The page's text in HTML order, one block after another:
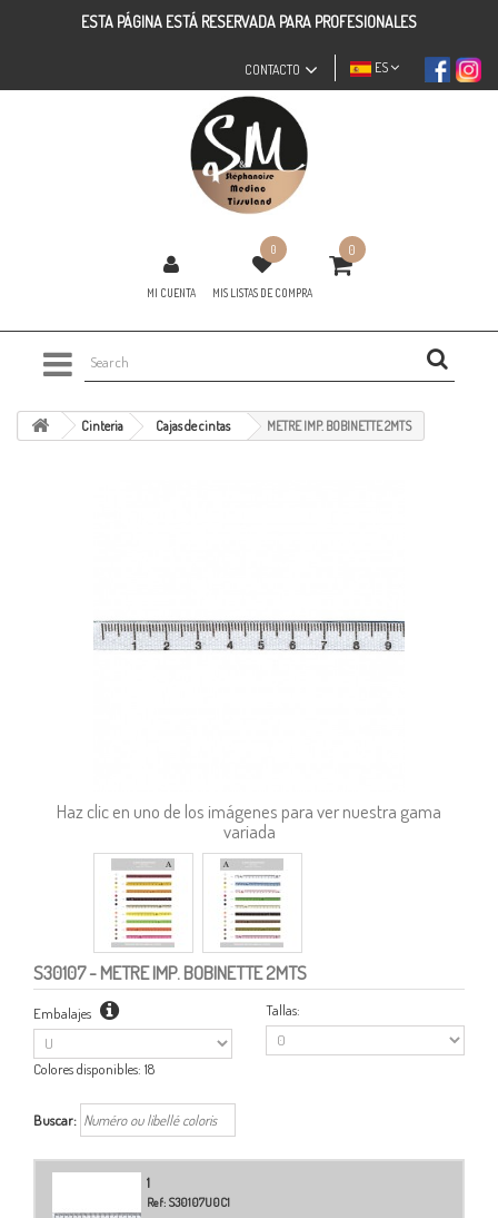
ESTA PÁGINA ESTÁ RESERVADA PARA PROFESIONALES
ES
CONTACTO
MI CUENTA
0
MIS LISTAS DE COMPRA
0
Cinteria Cajas de cintas METRE IMP. BOBINETTE 2MTS
Haz clic en uno de los imágenes para ver nuestra gama
variada
S30107- METRE IMP. BOBINETTE 2MTS
Embalajes Tallas:
Colores disponibles: 18
Buscar:
1
Ref: S30107U0C1